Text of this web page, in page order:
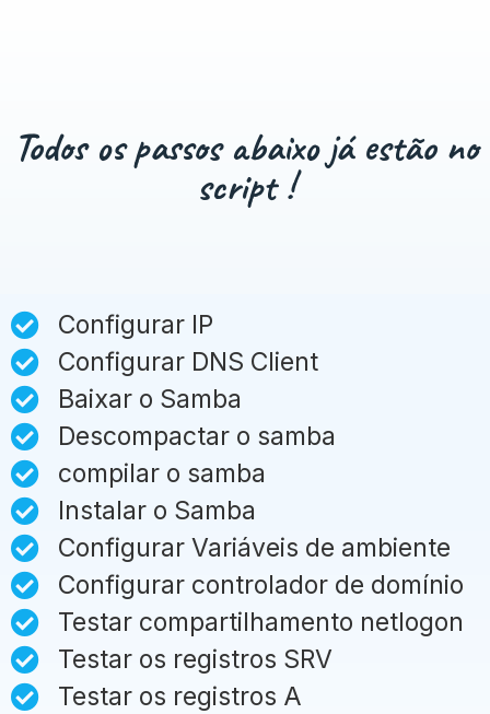
Todos os passos abaixo já estão no
script !
Configurar IP
Configurar DNS Client
Baixar o Samba
Descompactar o samba
compilar o samba
Instalar o Samba
Configurar Variáveis de ambiente
Configurar controlador de domínio
Testar compartilhamento netlogon
Testar os registros SRV
Testar os registros A